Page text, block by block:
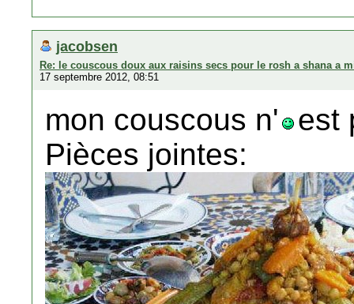
jacobsen
Re: le couscous doux aux raisins secs pour le rosh a shana a
17 septembre 2012, 08:51
mon couscous n'
est
Pièces jointes: